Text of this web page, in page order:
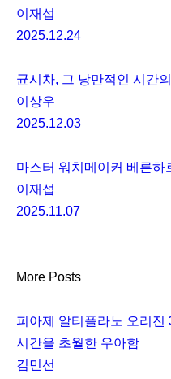
이재섭
2025.12.24
균시차, 그 낭만적인 시간
이상우
2025.12.03
마스터 워치메이커 베른하
이재섭
2025.11.07
More Posts
피아제 알티플라노 오리진
시간을 초월한 우아함
김민선